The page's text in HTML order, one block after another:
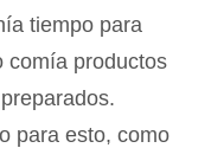
tiempo para
comía productos
para esto, como